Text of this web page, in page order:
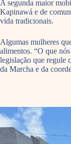
A segunda maior
Kapinawá e de
vida tradicionais.
Algumas mulheres
alimentos. “O que
legislação que regule
da Marcha e da